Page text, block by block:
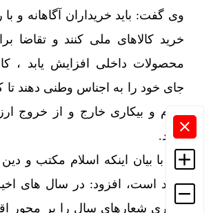
وی گفت: باید خریداران آگاهانه و
خرید کالاهای ملی کنند و تقاضا
محصولات داخلی افزایش یابد ،
جای خود را به اجناس وطنی دهند تا
تورم و بیکاری خارج و از خروج
شود.
وی با بیان اینکه اسلام مکتب و
تولید است، افزود: در سال های
رهبری شعارهای سال را بر محور